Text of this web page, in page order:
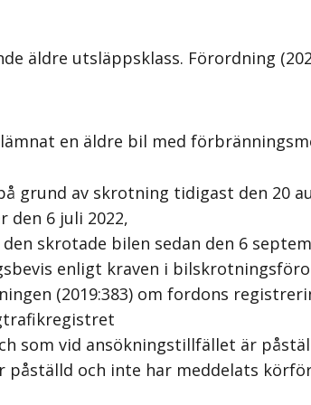
äldre utsläppsklass. Förordning
en äldre bil med
grund av skrotning tidigast den 20
6 juli 2022,
skrotade bilen sedan den 6
enligt kraven i
(2019:383) om fordons
vid ansökningstillfället är
och inte har meddelats